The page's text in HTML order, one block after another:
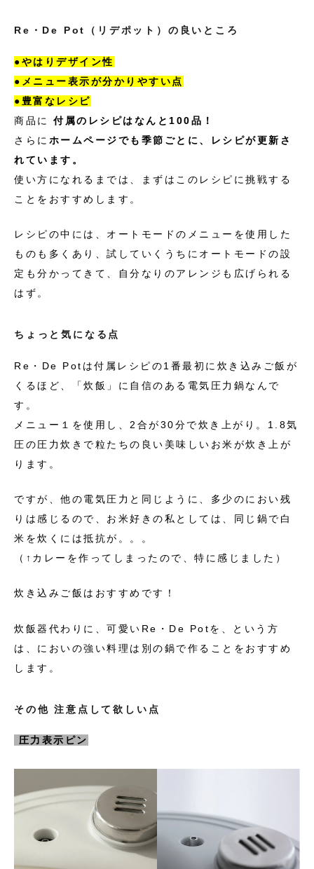
Re・De Pot（リデポット）の良いところ
●やはりデザイン性
●メニュー表示が分かりやすい点
●豊富なレシピ
商品に 付属のレシピはなんと100品！
さらに ホームページでも季節ごとに、レシピが更新さ
れています。
使い方になれるまでは、まずはこのレシピに挑戦する
ことをおすすめします。
レシピの中には、オートモードのメニューを使用した
ものも多くあり、試していくうちにオートモードの設
定も分かってきて、自分なりのアレンジも広げられる
はず。
ちょっと気になる点
Re・De Potは付属レシピの1番最初に炊き込みご飯が
くるほど、「炊飯」に自信のある電気圧力鍋なんで
す。
メニュー１を使用し、2合が30分で炊き上がり。1.8気
圧の圧力炊きで粒たちの良い美味しいお米が炊き上が
ります。
ですが、他の電気圧力と同じように、多少のにおい残
りは感じるので、お米好きの私としては、同じ鍋で白
米を炊くには抵抗が。。。
（↑カレーを作ってしまったので、特に感じました）
炊き込みご飯はおすすめです！
炊飯器代わりに、可愛い Re・De Potを、という方
は、においの強い料理は別の鍋で作ることをおすすめ
します。
その他 注意点して欲しい点
圧力表示ピン